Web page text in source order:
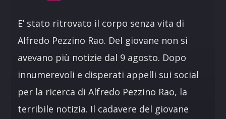
E’ stato ritrovato il corpo senza vita di
Alfredo Pezzino Rao. Del giovane non si
avevano più notizie dal 9 agosto. Dopo
innumerevoli e disperati appelli sui social
per la ricerca di Alfredo Pezzino Rao, la
terribile notizia. Il cadavere del giovane